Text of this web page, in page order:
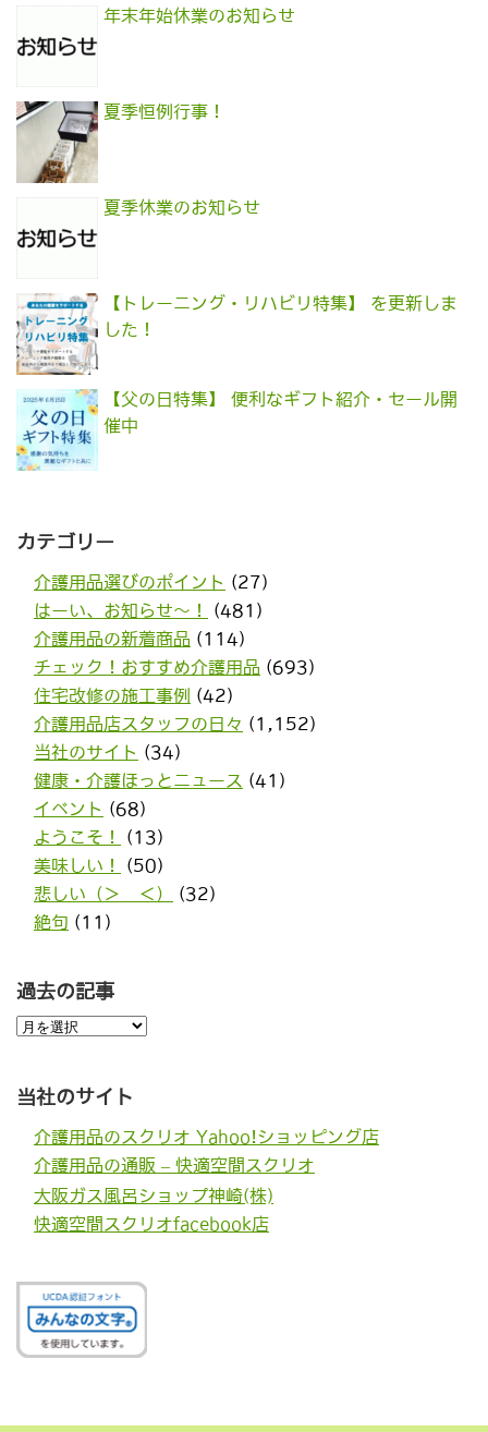
年末年始休業のお知らせ
夏季恒例行事！
夏季休業のお知らせ
【トレーニング・リハビリ特集】 を更新しま
した！
【父の日特集】 便利なギフト紹介・セール開
催中
カテゴリー
介護用品選びのポイント (27)
はーい、お知らせ〜！
(481)
介護用品の新着商品 (114)
チェック！おすすめ介護用品 (693)
住宅改修の施工事例
(42)
介護用品店スタッフの日々 (1,152)
当社のサイト (34)
健康・介護ほっとニュース (41)
イベント (68)
ようこそ！
(13)
美味しい！
(50)
悲しい（＞＿＜）
(32)
絶句 (11)
過去の記事
過
去
事
当社のサイト
介護用品のスクリオ Yahoo!ショッピング店
介護用品の通販 – 快適空間スクリオ
大阪ガス風呂ショップ神崎(株)
快適空間スクリオfacebook店